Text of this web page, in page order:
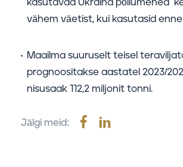
kasutavad Ukraina põllumehed
vähem väetist, kui kasutasid enne
Maailma suuruselt teisel
prognoositakse aastatel 2023/
nisusaak 112,2 miljonit tonni.
Jälgi meid: